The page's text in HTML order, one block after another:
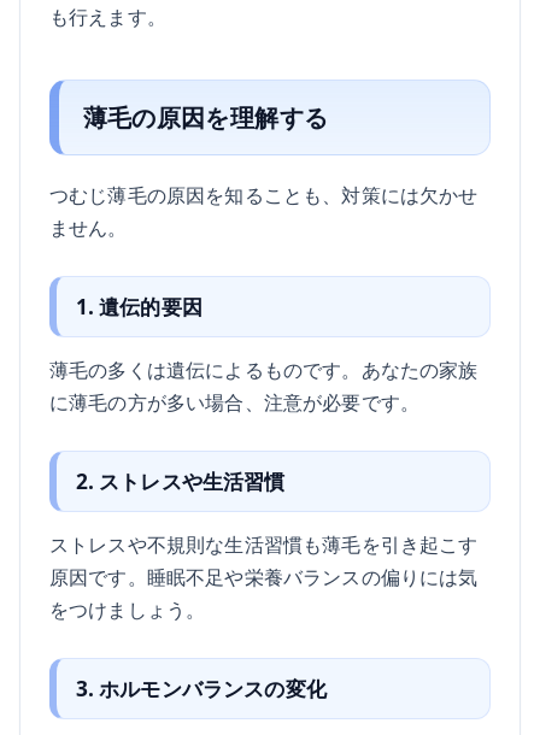
も行えます。
薄毛の原因を理解する
つむじ薄毛の原因を知ることも、対策には欠かせ
ません。
1. 遺伝的要因
薄毛の多くは遺伝によるものです。あなたの家族
に薄毛の方が多い場合、注意が必要です。
2. ストレスや生活習慣
ストレスや不規則な生活習慣も薄毛を引き起こす
原因です。睡眠不足や栄養バランスの偏りには気
をつけましょう。
3. ホルモンバランスの変化